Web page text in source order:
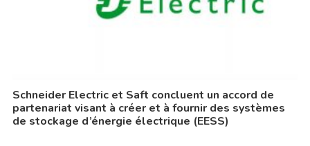
Schneider Electric et Saft concluent un accord de
partenariat visant à créer et à fournir des systèmes
de stockage d’énergie électrique (EESS)